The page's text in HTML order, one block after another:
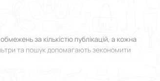
за кількістю публікацій, а кожна
та пошук допомагають зекономити
фотографії. Все зроблено максимально